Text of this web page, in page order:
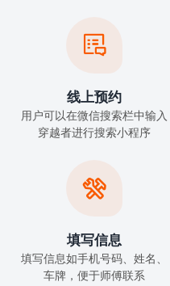

线上预约
用户可以在微信搜索栏中输入
穿越者进行搜索小程序

填写信息
填写信息如手机号码、姓名、
车牌，便于师傅联系